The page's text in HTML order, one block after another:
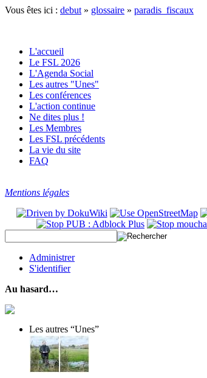
Vous êtes ici : debut » glossaire » paradis_fiscaux
L'accueil
Le FSL 2026
L'Agenda Social
Les autres "Unes"
Les conférences
L'action continue
Ne dites plus !
Les Membres
Les FSL précédents
La vie du site
FAQ
Mentions légales
Administrer
S'identifier
Au hasard…
Les autres “Unes”